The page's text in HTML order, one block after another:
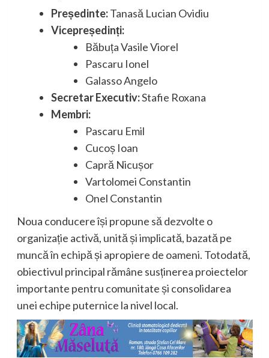
Președinte:Tanasă Lucian Ovidiu
Vicepreședinți:
Băbuța Vasile Viorel
Pascaru Ionel
Galasso Angelo
Secretar Executiv:Stafie Roxana
Membri:
Pascaru Emil
Cucoș Ioan
Capră Nicușor
Vartolomei Constantin
Onel Constantin
Noua conducere își propune să dezvolte o
organizație activă, unită și implicată, bazată pe
muncă în echipă și apropiere de oameni. Totodată,
obiectivul principal rămâne susținerea proiectelor
importante pentru comunitate și consolidarea
unei echipe puternice la nivel local.